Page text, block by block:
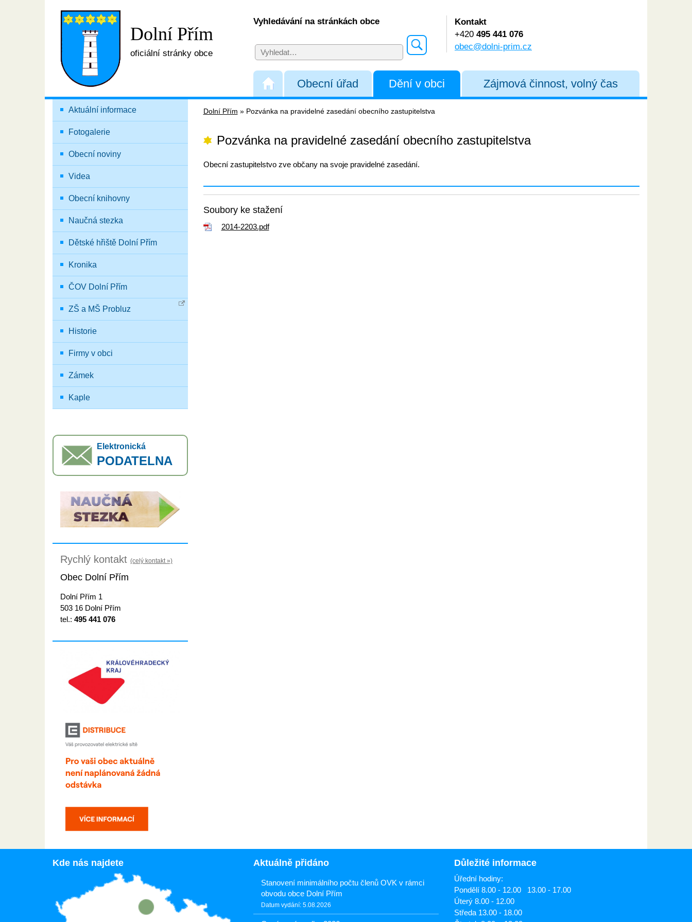
Dolní Přím
oficiální stránky obce
Vyhledávání na stránkách obce
Kontakt
+420 495 441 076
obec@dolni-prim.cz
Obecní úřad Dění v obci Zájmová činnost, volný čas
Aktuální informace
Fotogalerie
Obecní noviny
Videa
Obecní knihovny
Naučná stezka
Dětské hřiště Dolní Přím
Kronika
ČOV Dolní Přím
ZŠ a MŠ Probluz
Historie
Firmy v obci
Zámek
Kaple
Dolní Přím » Pozvánka na pravidelné zasedání obecního zastupitelstva
Pozvánka na pravidelné zasedání obecního zastupitelstva
Obecní zastupitelstvo zve občany na svoje pravidelné zasedání.
Soubory ke stažení
2014-2203.pdf
Elektronická
PODATELNA
Rychlý kontakt (celý kontakt »)
Obec Dolní Přím
Dolní Přím 1
503 16 Dolní Přím
tel.: 495 441 076
Kde nás najdete Aktuálně přidáno
Stanovení minimálního počtu členů OVK v rámci
obvodu obce Dolní Přím
Datum vydání: 5.08.2026
Důležité informace
Úřední hodiny:
Pondělí 8.00 - 12.00 13.00 - 17.00
Úterý 8.00 - 12.00
Středa 13.00 - 18.00